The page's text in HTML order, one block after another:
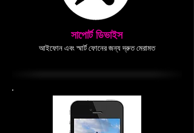
সাপোর্ট ডিভাইস
আইফোন এবং স্মার্ট ফোনের জন্য দ্রুত মেরামত